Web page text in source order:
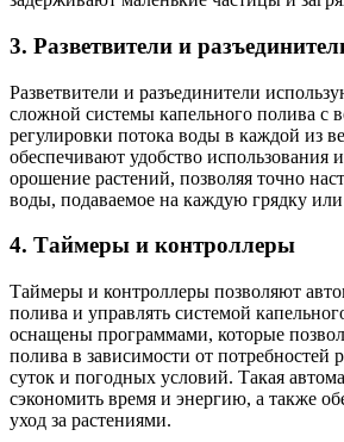
3. Разветвители и
Разветвители и разъединители
сложной системы капельного полива с
регулировки потока воды в каждой из
обеспечивают удобство использования
орошение растений, позволяя точно
воды, подаваемое на каждую грядку или
4. Таймеры и контроллеры
Таймеры и контроллеры позволяют
полива и управлять системой
оснащены программами, которые
полива в зависимости от потребностей
суток и погодных условий. Такая
сэкономить время и энергию, а также
уход за растениями.